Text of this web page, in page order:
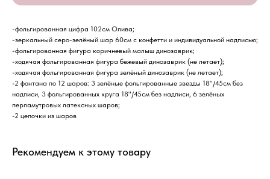
-фольгированная цифра 102см Олива;
-зеркальный серо-зелёный шар 60см с конфетти и индивидуальной надписью;
-фольгированная фигура коричневый малыш динозаврик;
-ходячая фольгированная фигура бежевый динозаврик (не летает);
-ходячая фольгированная фигура зелёный динозаврик (не летает);
-2 фонтана по 12 шаров: 3 зелёные фольгированные звезды 18"/45см без
надписи, 3 фольгированных круга 18"/45см без надписи, 6 зелёных
перламутровых латексных шаров;
-2 цепочки из шаров
Рекомендуем к этому товару